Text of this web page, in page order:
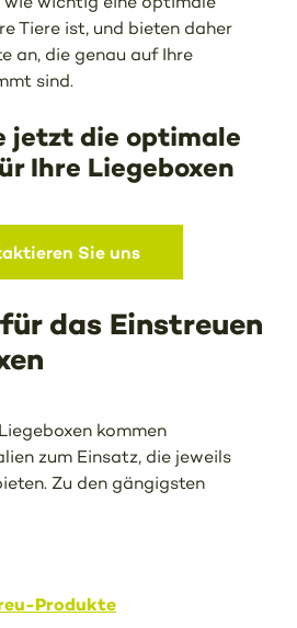
Tiere ist, und bieten daher
an, die genau auf Ihre
sind.
jetzt die optimale
Ihre Liegeboxen
Sie uns
das Einstreuen
kommen
zum Einsatz, die jeweils
Zu den gängigsten
Produkte